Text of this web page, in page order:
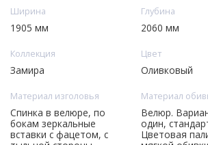
Ширина
1905 мм
Глубина
2060 мм
Коллекция
Замира
Цвет
Оливковый
Материал изголовья
Спинка в велюре, по
бокам зеркальные
вставки с фацетом, с
Материал
Велюр.
один,
Цветовая